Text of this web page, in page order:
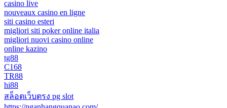
casino live
nouveaux casino en ligne
siti casino esteri
migliori siti poker online italia
migliori nuovi casino online
online kazino
tg88
C168
TR88
hi88
สล็อตเว็บตรง pg slot